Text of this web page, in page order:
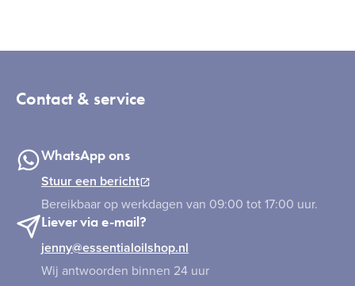
Contact & service
WhatsApp ons
Stuur een bericht
Bereikbaar op werkdagen van 09:00 tot 17:00 uur.
Liever via e-mail?
jenny@essentialoilshop.nl
Wij antwoorden binnen 24 uur